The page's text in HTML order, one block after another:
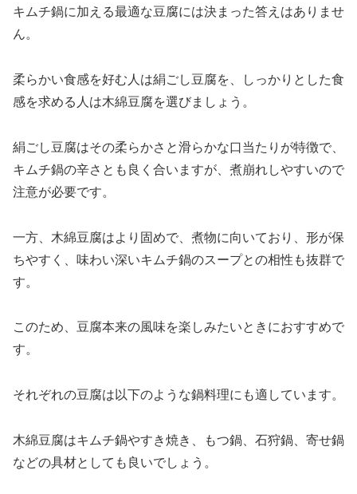
キムチ鍋に加える最適な豆腐には決まった答えはありませ
ん。
柔らかい食感を好む人は絹ごし豆腐を、しっかりとした食
感を求める人は木綿豆腐を選びましょう。
絹ごし豆腐はその柔らかさと滑らかな口当たりが特徴で、
キムチ鍋の辛さとも良く合いますが、煮崩れしやすいので
注意が必要です。
一方、木綿豆腐はより固めで、煮物に向いており、形が保
ちやすく、味わい深いキムチ鍋のスープとの相性も抜群で
す。
このため、豆腐本来の風味を楽しみたいときにおすすめで
す。
それぞれの豆腐は以下のような鍋料理にも適しています。
木綿豆腐はキムチ鍋やすき焼き、もつ鍋、石狩鍋、寄せ鍋
などの具材としても良いでしょう。